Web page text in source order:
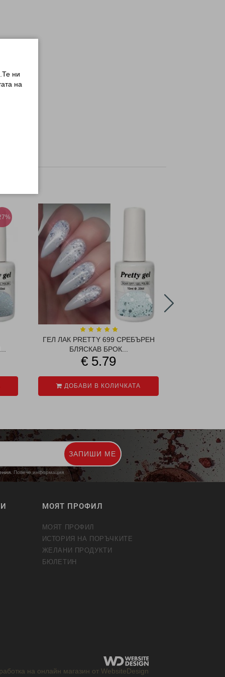
ГЕЛ ЛАК PRETTY 699 СРЕБЪРЕН
БЛЯСКАВ БРОК...
€ 5.79
ДОБАВИ В КОЛИЧКАТА
ЗАПИШИ МЕ
Повече информация
МОЯТ ПРОФИЛ
МОЯТ ПРОФИЛ
ИСТОРИЯ НА ПОРЪЧКИТЕ
ЖЕЛАНИ ПРОДУКТИ
БЮЛЕТИН
на онлайн магазин от WebsiteDesign
ни
на